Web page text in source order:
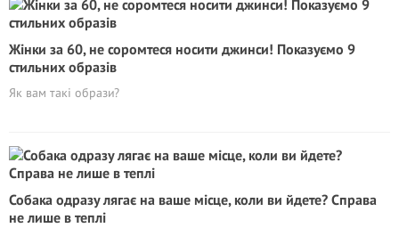
Жінки за 60, не соромтеся носити джинси! Показуємо 9
стильних образів
Як вам такі образи?
Собака одразу лягає на ваше місце, коли ви йдете? Справа
не лише в теплі